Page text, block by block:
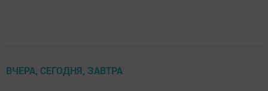
ВЧЕРА, СЕГОДНЯ, ЗАВТРА